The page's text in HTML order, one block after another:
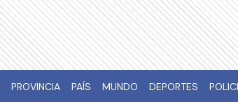
PROVINCIA PAÍS MUNDO DEPORTES